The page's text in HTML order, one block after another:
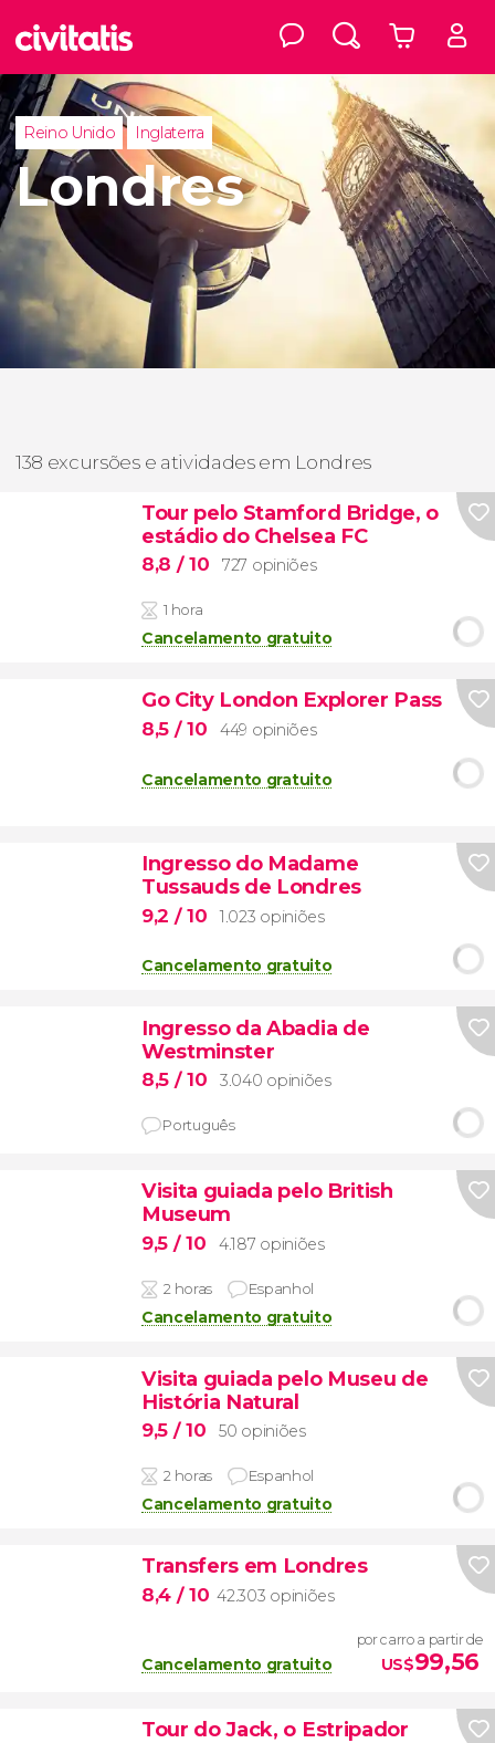
Reino Unido Inglaterra
Londres
138 excursões e atividades em Londres
Tour pelo Stamford Bridge, o
estádio do Chelsea FC
8,8 / 10 727 opiniões
1 hora
Cancelamento gratuito
Go City London Explorer Pass
8,5 / 10 449 opiniões
Cancelamento gratuito
Ingresso do Madame
Tussauds de Londres
9,2 / 10 1.023 opiniões
Cancelamento gratuito
Ingresso da Abadia de
Westminster
8,5 / 10 3.040 opiniões
Português
Visita guiada pelo British
Museum
9,5 / 10 4.187 opiniões
2 horas Espanhol
Cancelamento gratuito
Visita guiada pelo Museu de
História Natural
9,5 / 10 50 opiniões
2 horas Espanhol
Cancelamento gratuito
Transfers em Londres
8,4 / 10 42.303 opiniões
Cancelamento gratuito
por carro a partir de
US$99,56
Tour do Jack, o Estripador